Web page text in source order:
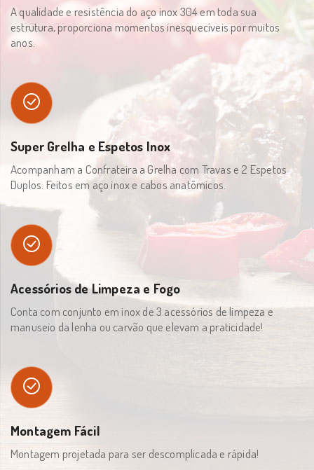
A qualidade e resistência do aço inox 304 em toda sua
estrutura, proporciona momentos inesquecíveis por muitos
anos.
Super Grelha e Espetos Inox
Acompanham a Confrateira a Grelha com Travas e 2 Espetos
Duplos. Feitos em aço inox e cabos anatômicos.
Acessórios de Limpeza e Fogo
Conta com conjunto em inox de 3 acessórios de limpeza e
manuseio da lenha ou carvão que elevam a praticidade!
Montagem Fácil
Montagem projetada para ser descomplicada e rápida!